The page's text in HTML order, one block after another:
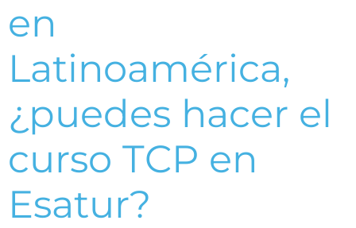
en
Latinoamérica,
¿puedes hacer el
curso TCP en
Esatur?